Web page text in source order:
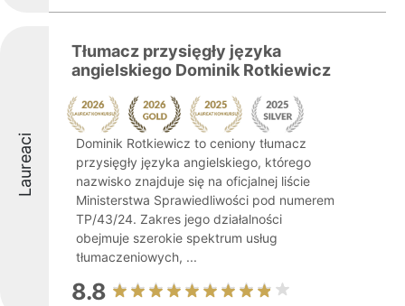
Laureaci
Tłumacz przysięgły języka
angielskiego Dominik Rotkiewicz
Dominik Rotkiewicz to ceniony tłumacz
przysięgły języka angielskiego, którego
nazwisko znajduje się na oficjalnej liście
Ministerstwa Sprawiedliwości pod numerem
TP/43/24. Zakres jego działalności
obejmuje szerokie spektrum usług
tłumaczeniowych, ...
8.8